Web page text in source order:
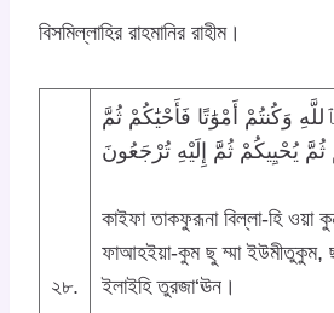
বিসমিল্লাহির রাহমানির রাহীম।
২৮.
وَكُنتُمْ أَمْوَٰتًا فَأَحْيَٰكُمْ ثُمَّ
ثُمَّ يُحْيِيكُمْ ثُمَّ إِلَيْهِ تُرْجَعُونَ
কাইফা তাকফুরূনা বিল্লা-হি
ফাআহইয়া-কুম ছু ম্মা ইউমীতুকুম,
ইলাইহি তুরজা‘ঊন।